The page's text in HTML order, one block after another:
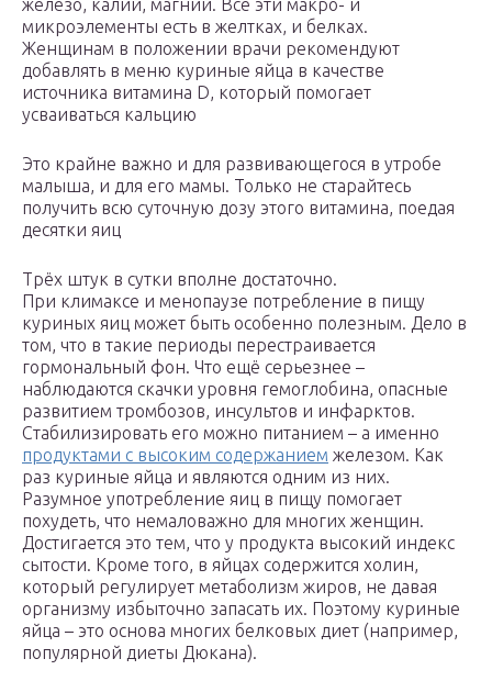
железо, калий, магний. Все эти макро- и
микроэлементы есть в желтках, и белках.
Женщинам в положении врачи рекомендуют
добавлять в меню куриные яйца в качестве
источника витамина D, который помогает
усваиваться кальцию
Это крайне важно и для развивающегося в утробе
малыша, и для его мамы. Только не старайтесь
получить всю суточную дозу этого витамина, поедая
десятки яиц
Трёх штук в сутки вполне достаточно.
При климаксе и менопаузе потребление в пищу
куриных яиц может быть особенно полезным. Дело в
том, что в такие периоды перестраивается
гормональный фон. Что ещё серьезнее –
наблюдаются скачки уровня гемоглобина, опасные
развитием тромбозов, инсультов и инфарктов.
Стабилизировать его можно питанием – а именно
продуктами с высоким содержанием железом. Как
раз куриные яйца и являются одним из них.
Разумное употребление яиц в пищу помогает
похудеть, что немаловажно для многих женщин.
Достигается это тем, что у продукта высокий индекс
сытости. Кроме того, в яйцах содержится холин,
который регулирует метаболизм жиров, не давая
организму избыточно запасать их. Поэтому куриные
яйца – это основа многих белковых диет (например,
популярной диеты Дюкана).